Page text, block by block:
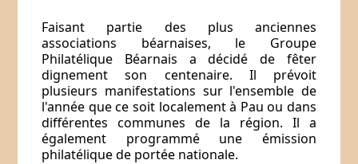
Faisant partie des plus anciennes
associations béarnaises, le Groupe
Philatélique Béarnais a décidé de fêter
dignement son centenaire. Il prévoit
plusieurs manifestations sur l'ensemble de
l'année que ce soit localement à Pau ou dans
différentes communes de la région. Il a
également programmé une émission
philatélique de portée nationale.